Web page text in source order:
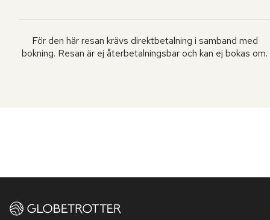
För den här resan krävs direktbetalning i samband med
bokning. Resan är ej återbetalningsbar och kan ej bokas om.